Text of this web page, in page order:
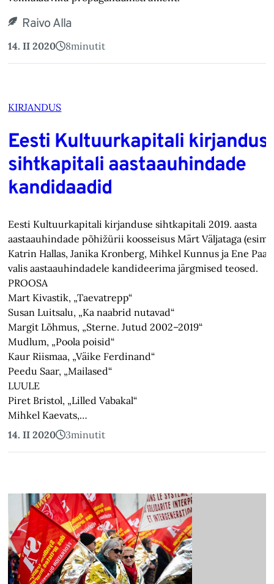
Raivo Alla
14. II 2020 8minutit
KIRJANDUS
Eesti Kultuurkapitali
sihtkapitali aastaauhindade
kandidaadid
Eesti Kultuurkapitali kirjanduse sihtkapitali 2019. aasta
aastaauhindade põhižürii koosseisus Märt Väljataga
Katrin Hallas, Janika Kronberg, Mihkel Kunnus ja Ene
valis aastaauhindadele kandideerima järgmised teosed.
PROOSA
Mart Kivastik, „Taevatrepp“
Susan Luitsalu, „Ka naabrid nutavad“
Margit Lõhmus, „Sterne. Jutud 2002–2019“
Mudlum, „Poola poisid“
Kaur Riismaa, „Väike Ferdinand“
Peedu Saar, „Mailased“
LUULE
Piret Bristol, „Lilled Vabakal“
Mihkel Kaevats,…
14. II 2020
3minutit